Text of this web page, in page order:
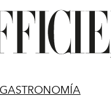
GASTRONOMÍA